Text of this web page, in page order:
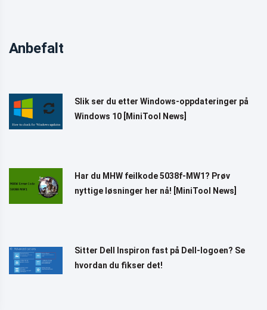
Anbefalt
Slik ser du etter Windows-oppdateringer på
Windows 10 [MiniTool News]
Har du MHW feilkode 5038f-MW1? Prøv
nyttige løsninger her nå! [MiniTool News]
Sitter Dell Inspiron fast på Dell-logoen? Se
hvordan du fikser det!